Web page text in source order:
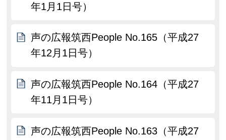
年1月1日号）
声の広報筑西People No.165（平成27
年12月1日号）
声の広報筑西People No.164（平成27
年11月1日号）
声の広報筑西People No.163（平成27